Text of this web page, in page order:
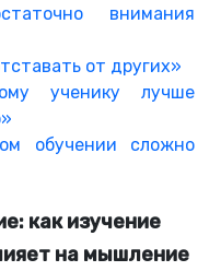
внимания
от других»
ученику лучше
обучении сложно
как изучение
на мышление